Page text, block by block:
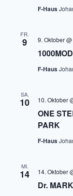
F-Haus
FR.
9 9. Oktober
F-Haus
SA.
10
ONE
PARK
10. Oktober
F-Haus
MI.
14
Dr.
14. Oktober